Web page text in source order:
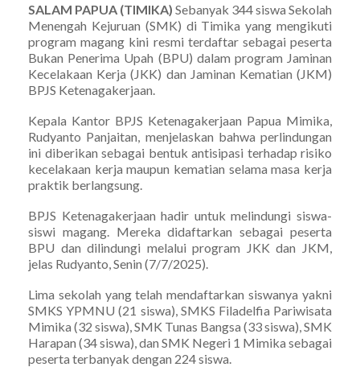
SALAM PAPUA (TIMIKA) Sebanyak 344 siswa Sekolah
Menengah Kejuruan (SMK) di Timika yang mengikuti
program magang kini resmi terdaftar sebagai peserta
Bukan Penerima Upah (BPU) dalam program Jaminan
Kecelakaan Kerja (JKK) dan Jaminan Kematian (JKM)
BPJS Ketenagakerjaan.
Kepala Kantor BPJS Ketenagakerjaan Papua Mimika,
Rudyanto Panjaitan, menjelaskan bahwa perlindungan
ini diberikan sebagai bentuk antisipasi terhadap risiko
kecelakaan kerja maupun kematian selama masa kerja
praktik berlangsung.
BPJS Ketenagakerjaan hadir untuk melindungi siswa-
siswi magang. Mereka didaftarkan sebagai peserta
BPU dan dilindungi melalui program JKK dan JKM,
jelas Rudyanto, Senin (7/7/2025).
Lima sekolah yang telah mendaftarkan siswanya yakni
SMKS YPMNU (21 siswa), SMKS Filadelfia Pariwisata
Mimika (32 siswa), SMK Tunas Bangsa (33 siswa), SMK
Harapan (34 siswa), dan SMK Negeri 1 Mimika sebagai
peserta terbanyak dengan 224 siswa.